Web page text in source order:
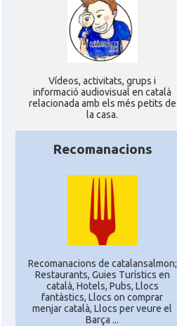
Ví­deos, activitats, grups i
informació audiovisual en català
relacionada amb els més petits de
la casa.
Recomanacions
Recomanacions de catalansalmon;
Restaurants, Guies Turístics en
català, Hotels, Pubs, Llocs
fantàstics, Llocs on comprar
menjar català, Llocs per veure el
Barça ...